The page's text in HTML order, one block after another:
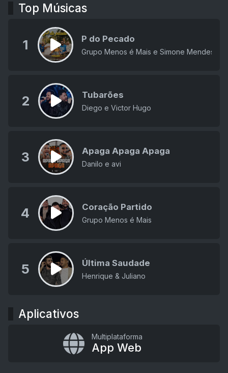
Top Músicas
1 P do Pecado
Grupo Menos é Mais e Simone Mendes
2 Tubarões
Diego e Victor Hugo
3 Apaga Apaga Apaga
Danilo e avi
4 Coração Partido
Grupo Menos é Mais
5 Última Saudade
Henrique & Juliano
Aplicativos
Multiplataforma
App Web